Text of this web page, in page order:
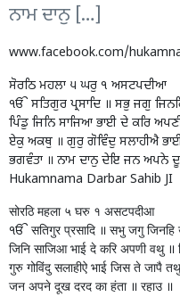
ਨਾਮ ਦਾਨੁ […]
www.facebook.com/
ਸੋਰਠਿ ਮਹਲਾ ੫ ਘਰੁ ੧ ਅਸਟਪਦੀਆ
ੴ ਸਤਿਗੁਰ ਪ੍ਰਸਾਦਿ ॥ ਸਭੁ ਜਗੁ
ਪਿੰਡੁ ਜਿਨਿ ਸਾਜਿਆ ਭਾਈ ਦੇ ਕਰਿ
ਏਕੁ ਅਕਥੁ ॥ ਗੁਰੁ ਗੋਵਿੰਦੁ ਸਲਾਹੀਐ
ਭਗਵੰਤਾ ॥ ਨਾਮ ਦਾਨੁ ਦੇਇ ਜਨ ਅਪਨੇ
Hukamnama Darbar Sahib JI
सोरठि महला ५ घरु १ असटपदीआ
ੴ सतिगुर प्रसादि ॥ सभु जगु जिनहि
जिनि साजिआ भाई दे करि अपणी वथु
गुरु गोविंदु सलाहीऐ भाई जिस ते जापै
जन अपने दूख दरद का हंता ॥ रहाउ ॥